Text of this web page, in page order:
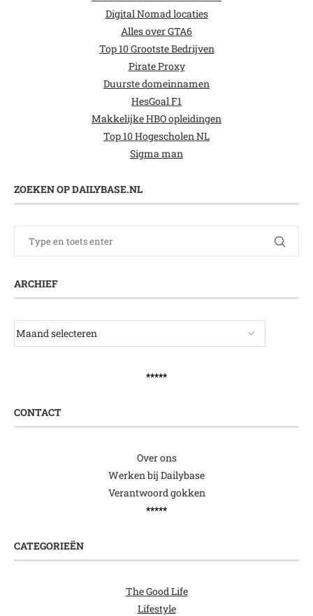
Digital Nomad locaties
Alles over GTA6
Top 10 Grootste Bedrijven
Pirate Proxy
Duurste domeinnamen
HesGoal F1
Makkelijke HBO opleidingen
Top 10 Hogescholen NL
Sigma man
ZOEKEN OP DAILYBASE.NL
ARCHIEF
*****
CONTACT
Over ons
Werken bij Dailybase
Verantwoord gokken
*****
CATEGORIEËN
The Good Life
Lifestyle